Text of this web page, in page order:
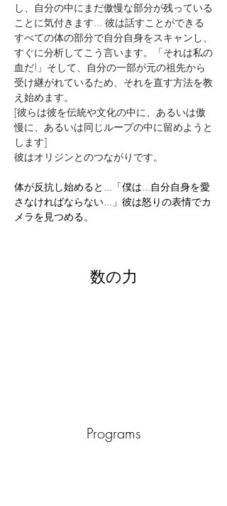
し、自分の中にまだ傲慢な部分が残っている
ことに気付きます... 彼は話すことができる
すべての体の部分で自分自身をスキャンし、
すぐに分析してこう言います。「それは私の
血だ!」そして、自分の一部が元の祖先から
受け継がれているため、それを直す方法を教
え始めます。
[彼らは彼を伝統や文化の中に、あるいは傲
慢に、あるいは同じループの中に留めようと
します]
彼はオリジンとのつながりです。
体が反抗し始めると...「僕は...自分自身を愛
さなければならない...」彼は怒りの表情でカ
メラを見つめる。
数の力
Programs